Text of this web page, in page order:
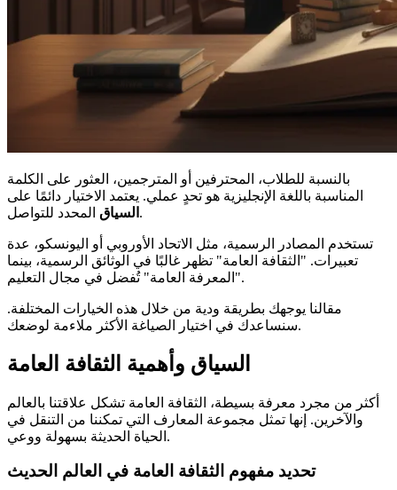
بالنسبة للطلاب، المحترفين أو المترجمين، العثور على الكلمة
المناسبة باللغة الإنجليزية هو تحدٍ عملي. يعتمد الاختيار دائمًا على
السياق المحدد للتواصل.
تستخدم المصادر الرسمية، مثل الاتحاد الأوروبي أو اليونسكو، عدة
تعبيرات. "الثقافة العامة" تظهر غالبًا في الوثائق الرسمية، بينما
"المعرفة العامة" تُفضل في مجال التعليم.
مقالنا يوجهك بطريقة ودية من خلال هذه الخيارات المختلفة.
سنساعدك في اختيار الصياغة الأكثر ملاءمة لوضعك.
السياق وأهمية الثقافة العامة
أكثر من مجرد معرفة بسيطة، الثقافة العامة تشكل علاقتنا بالعالم
والآخرين. إنها تمثل مجموعة المعارف التي تمكننا من التنقل في
الحياة الحديثة بسهولة ووعي.
تحديد مفهوم الثقافة العامة في العالم الحديث